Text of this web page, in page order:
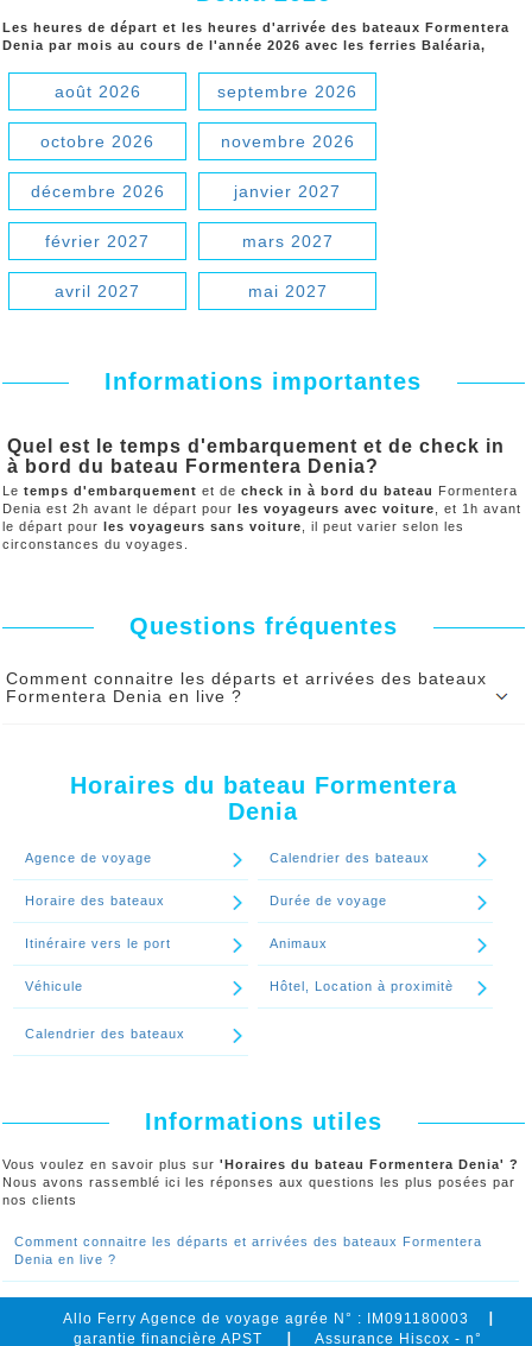
Les heures de départ et les heures d'arrivée des bateaux Formentera
Denia par mois au cours de l'année 2026 avec les ferries Baléaria,
août 2026 septembre 2026
octobre 2026 novembre 2026
décembre 2026 janvier 2027
février 2027 mars 2027
avril 2027 mai 2027
Informations importantes
Quel est le temps d'embarquement et de check in
à bord du bateau Formentera Denia?
Le temps d'embarquement et de check in à bord du bateau Formentera
Denia est 2h avant le départ pour les voyageurs avec voiture , et 1h avant
le départ pour les voyageurs sans voiture , il peut varier selon les
circonstances du voyages.
Questions fréquentes
Comment connaitre les départs et arrivées des bateaux
Formentera Denia en live ?
fournies par les ferries en temps réel.
Les heures de départs et les heures d'arrivées des bateaux
payante.
Horaires du bateau Formentera
Denia
Agence de voyage Calendrier des bateaux
Horaire des bateaux Durée de voyage
Itinéraire vers le port Animaux
Véhicule Hôtel, Location à proximitè
Calendrier des bateaux
Informations utiles
Vous voulez en savoir plus sur 'Horaires du bateau Formentera Denia' ?
Nous avons rassemblé ici les réponses aux questions les plus posées par
nos clients
Comment connaitre les départs et arrivées des bateaux Formentera
Denia en live ?
Allo Ferry Agence de voyage agrée N° : IM091180003
garantie financière APST
Assurance Hiscox - n°